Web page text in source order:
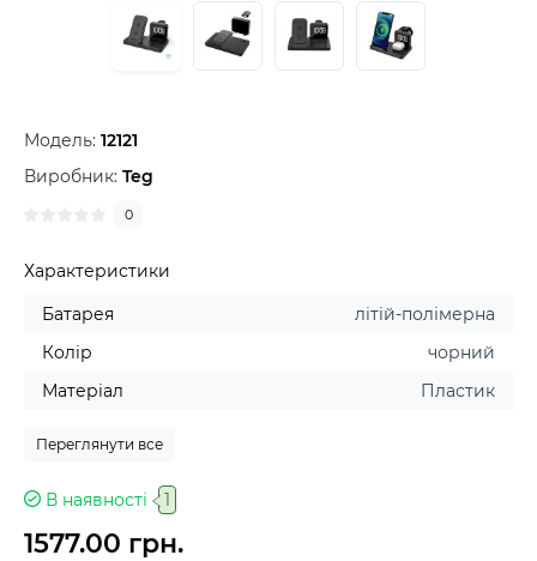
Модель: 12121
Виробник: Teg
0
Характеристики
Батарея
літій-полімерна
Колір
чорний
Матеріал
Пластик
Переглянути все
В наявності 1
1577.00 грн.